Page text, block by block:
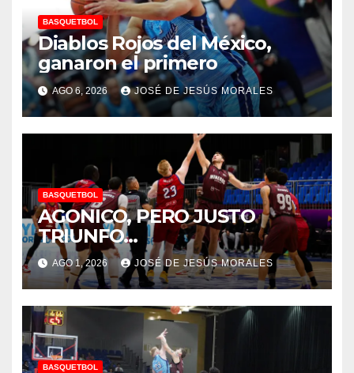
BASQUETBOL
Diablos Rojos del México,
ganaron el primero
AGO 6, 2026 JOSÉ DE JESÚS MORALES
BASQUETBOL
AGONICO, PERO JUSTO
TRIUNFO…
AGO 1, 2026 JOSÉ DE JESÚS MORALES
BASQUETBOL